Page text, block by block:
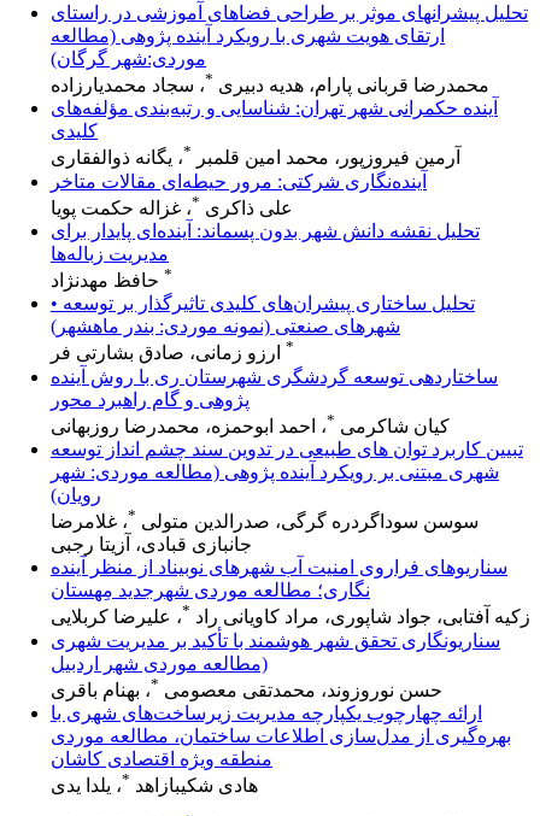
تحلیل پیشرانهای موثر بر طراحی فضاهای آموزشی در راستای
ارتقای هویت شهری با رویکرد آینده پژوهی (مطالعه
موردی:شهر گرگان)
محمدرضا قربانی پارام، هدیه دبیری *، سجاد محمدیارزاده
آینده حکمرانی شهر تهران: شناسایی و رتبه‌بندی مؤلفه‌های
کلیدی
آرمین فیروزپور، محمد امین قلمبر
*، یگانه ذوالفقاری
آینده‌نگاری شرکتی: مرور حیطه‌ای مقالات متاخر
علی ذاکری *، غزاله حکمت پویا
تحلیل نقشه دانش شهر بدون پسماند: آینده‌ای پایدار برای
مدیریت زباله‌ها
*
• تحلیل ساختاری پیشران‌های کلیدی تاثیرگذار بر توسعه
شهرهای صنعتی (نمونه موردی: بندر ماهشهر)
*
ساختاردهی توسعه گردشگری شهرستان ری با روش آینده
پژوهی و گام راهبرد محور
کیان شاکرمی *، احمد ابوحمزه، محمدرضا روزبهانی
تبیین کاربرد توان های طبیعی در تدوین سند چشم انداز توسعه
شهری مبتنی بر رویکرد آینده پژوهی (مطالعه موردی: شهر
رویان)
سوسن سوداگردره گرگی، صدرالدین متولی *، غلامرضا
جانبازی قبادی، آزیتا رجبی
سناریوهای فراروی امنیت آب شهرهای نوبیناد از منظر آینده‎
نگاری؛ مطالعه موردی شهرجدید مِهستان
زکیه آفتابی، جواد شاپوری، مراد کاویانی راد *، علیرضا کربلایی
سناریونگاری تحقق شهر هوشمند با تأکید بر مدیریت شهری
(مطالعه موردی شهر اردبیل
حسن نوروزوند، محمدتقی معصومی *، بهنام باقری
ارائه چهارچوب یکپارچه مدیریت زیرساخت‌های شهری با
بهره‌گیری از مدل‌سازی اطلاعات ساختمان، مطالعه موردی
منطقه ویژه اقتصادی کاشان
هادی شکیبازاهد *، یلدا یدی